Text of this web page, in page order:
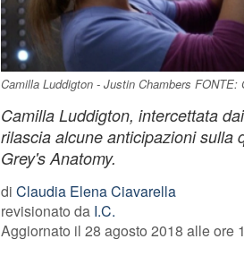
Camilla Luddigton - Justin Chambers FONTE:
Camilla Luddigton, intercettata
rilascia alcune anticipazioni sulla
Grey's Anatomy.
di Claudia Elena Ciavarella
revisionato da I.C.
Aggiornato il 28 agosto 2018 alle ore